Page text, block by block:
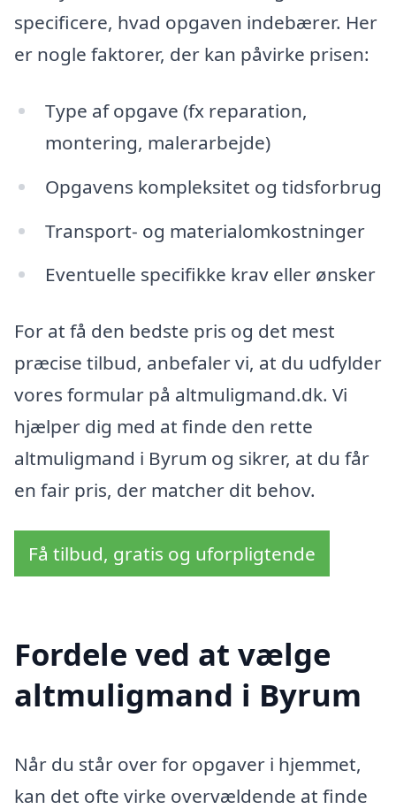
specificere, hvad opgaven indebærer. Her
er nogle faktorer, der kan påvirke prisen:
Type af opgave (fx reparation,
montering, malerarbejde)
Opgavens kompleksitet og tidsforbrug
Transport- og materialomkostninger
Eventuelle specifikke krav eller ønsker
For at få den bedste pris og det mest
præcise tilbud, anbefaler vi, at du udfylder
vores formular på altmuligmand.dk. Vi
hjælper dig med at finde den rette
altmuligmand i Byrum og sikrer, at du får
en fair pris, der matcher dit behov.
Få tilbud, gratis og uforpligtende
Fordele ved at vælge
altmuligmand i Byrum
Når du står over for opgaver i hjemmet,
kan det ofte virke overvældende at finde